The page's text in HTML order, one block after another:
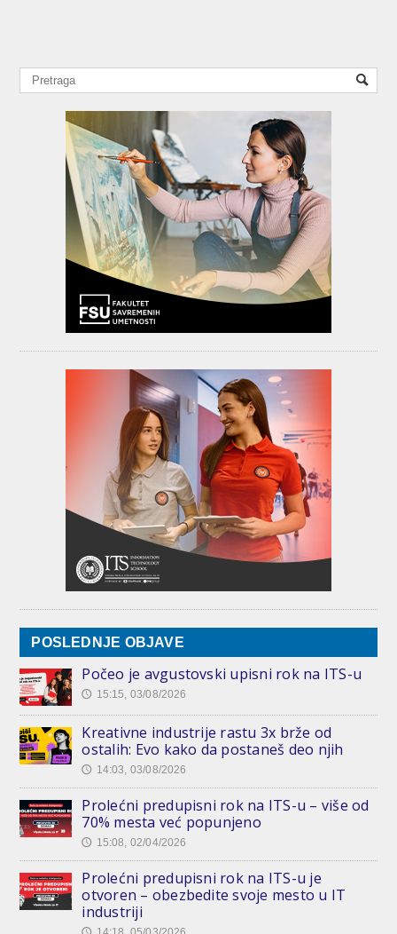
POSLEDNJE OBJAVE
Počeo je avgustovski upisni rok na ITS-u
🕔 15:15, 03/08/2026
Kreativne industrije rastu 3x brže od
ostalih: Evo kako da postaneš deo njih
🕔 14:03, 03/08/2026
Prolećni predupisni rok na ITS-u – više od
70% mesta već popunjeno
🕔 15:08, 02/04/2026
Prolećni predupisni rok na ITS-u je
otvoren – obezbedite svoje mesto u IT
industriji